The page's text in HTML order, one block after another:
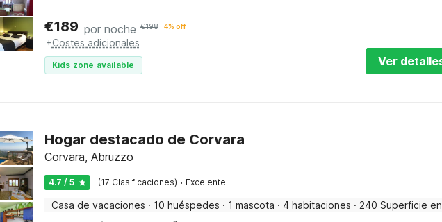
€189 por noche €198 4% off
+Costes adicionales
Kids zone available Ver
Hogar destacado de Corvara
Corvara, Abruzzo
4.7 / 5 (17 Clasificaciones) · Excelente
Casa de vacaciones · 10 huéspedes · 1 mascota · 4 habitaciones · 240 Superficie en